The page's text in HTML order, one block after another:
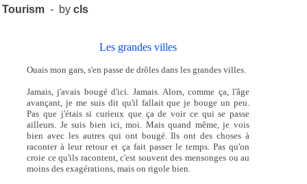
Tourism - bycls
Les grandes villes
Ouais mon gars, s'en passe de drôles dans les grandes villes.
Jamais, j'avais bougé d'ici. Jamais. Alors, comme ça, l'âge
avançant, je me suis dit qu'il fallait que je bouge un peu.
Pas que j'étais si curieux que ça de voir ce qui se passe
ailleurs. Je suis bien ici, moi. Mais quand même, je vois
bien avec les autres qui ont bougé. Ils ont des choses à
raconter à leur retour et ça fait passer le temps. Pas qu'on
croie ce qu'ils racontent, c'est souvent des mensonges ou au
moins des exagérations, mais on rigole bien.